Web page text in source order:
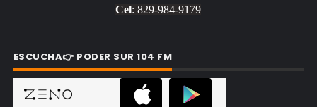
Cel: 829-984-9179
ESCUCHA👉 PODER SUR 104 FM